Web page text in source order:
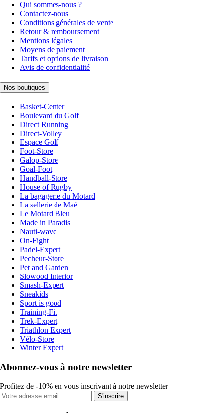
Qui sommes-nous ?
Contactez-nous
Conditions générales de vente
Retour & remboursement
Mentions légales
Moyens de paiement
Tarifs et options de livraison
Avis de confidentialité
Nos boutiques
Basket-Center
Boulevard du Golf
Direct Running
Direct-Volley
Espace Golf
Foot-Store
Galop-Store
Goal-Foot
Handball-Store
House of Rugby
La bagagerie du Motard
La sellerie de Maé
Le Motard Bleu
Made in Paradis
Nauti-wave
On-Fight
Padel-Expert
Pecheur-Store
Pet and Garden
Slowood Interior
Smash-Expert
Sneakids
Sport is good
Training-Fit
Trek-Expert
Triathlon Expert
Vélo-Store
Winter Expert
Abonnez-vous à notre newsletter
Profitez de -10% en vous inscrivant à notre newsletter
S'inscrire